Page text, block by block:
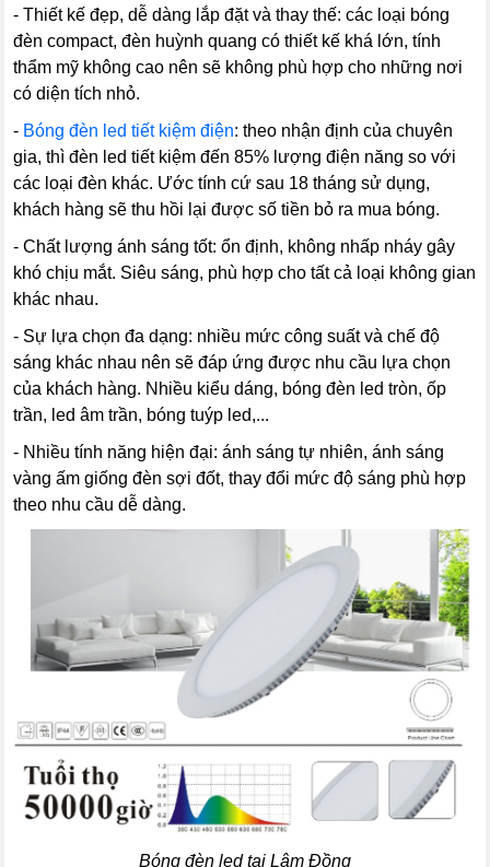
- Thiết kế đẹp, dễ dàng lắp đặt và thay thế: các loại bóng
đèn compact, đèn huỳnh quang có thiết kế khá lớn, tính
thẩm mỹ không cao nên sẽ không phù hợp cho những nơi
có diện tích nhỏ.
- Bóng đèn led tiết kiệm điện: theo nhận định của chuyên
gia, thì đèn led tiết kiệm đến 85% lượng điện năng so với
các loại đèn khác. Ước tính cứ sau 18 tháng sử dụng,
khách hàng sẽ thu hồi lại được số tiền bỏ ra mua bóng.
- Chất lượng ánh sáng tốt: ổn định, không nhấp nháy gây
khó chịu mắt. Siêu sáng, phù hợp cho tất cả loại không gian
khác nhau.
- Sự lựa chọn đa dạng: nhiều mức công suất và chế độ
sáng khác nhau nên sẽ đáp ứng được nhu cầu lựa chọn
của khách hàng. Nhiều kiểu dáng, bóng đèn led tròn, ốp
trần, led âm trần, bóng tuýp led,...
- Nhiều tính năng hiện đại: ánh sáng tự nhiên, ánh sáng
vàng ấm giống đèn sợi đốt, thay đổi mức độ sáng phù hợp
theo nhu cầu dễ dàng.
Bóng đèn led tại Lâm Đồng